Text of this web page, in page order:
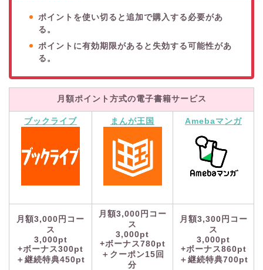
ポイントを使い切ると追加で購入する必要があ
る。
ポイントに有効期限があると失効する可能性があ
る。
月額ポイント方式の電子書籍サービス
ブックライブ まんが王国 Amebaマンガ
月額3,000円コー
ス
3,000pt
+ボーナス300pt
＋継続特典450pt
月額3,000円コー
ス
3,000pt
+ボーナス780pt
＋クーポン15回
分
月額3,300円コー
ス
3,000pt
+ボーナス860pt
＋継続特典700pt